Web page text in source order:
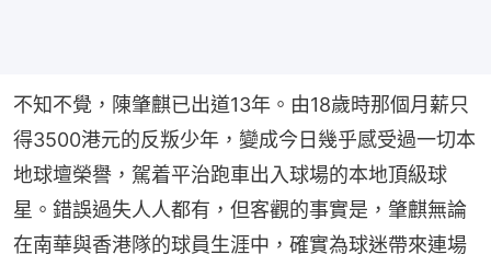
不知不覺，陳肇麒已出道13年。由18歲時那個月薪只
得3500港元的反叛少年，變成今日幾乎感受過一切本
地球壇榮譽，駕着平治跑車出入球場的本地頂級球
星。錯誤過失人人都有，但客觀的事實是，肇麒無論
在南華與香港隊的球員生涯中，確實為球迷帶來連場